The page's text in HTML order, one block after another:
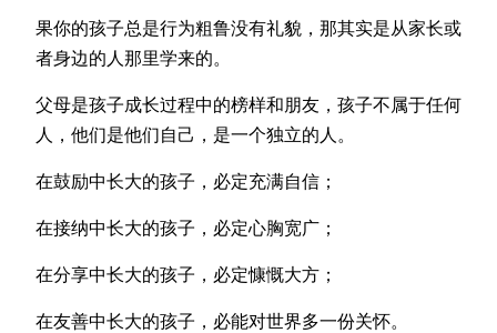
果你的孩子总是行为粗鲁没有礼貌，那其实是从家长或
者身边的人那里学来的。
父母是孩子成长过程中的榜样和朋友，孩子不属于任何
人，他们是他们自己，是一个独立的人。
在鼓励中长大的孩子，必定充满自信；
在接纳中长大的孩子，必定心胸宽广；
在分享中长大的孩子，必定慷慨大方；
在友善中长大的孩子，必能对世界多一份关怀。